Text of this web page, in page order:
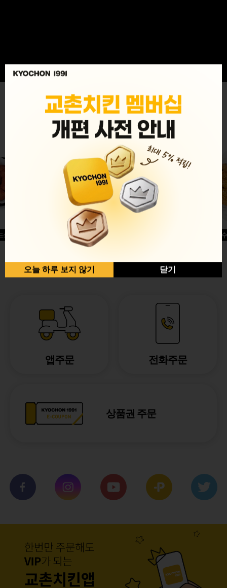
MENU
글윙
반반순살[레드+허니]
허니옥
앱주문 전화주문
상품권 주문
오늘 하루 보지 않기 닫기